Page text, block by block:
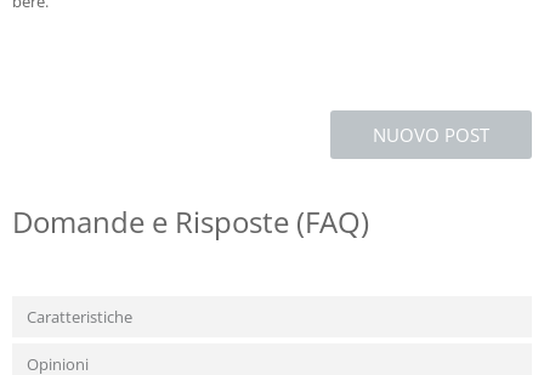
NUOVO POST
Domande e Risposte (FAQ)
Caratteristiche
Opinioni